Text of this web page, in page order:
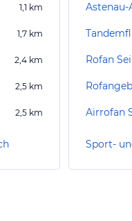
1,1 km
1,7 km
2,4 km
2,5 km
2,5 km
Astenau-
Rofan
Airrofan